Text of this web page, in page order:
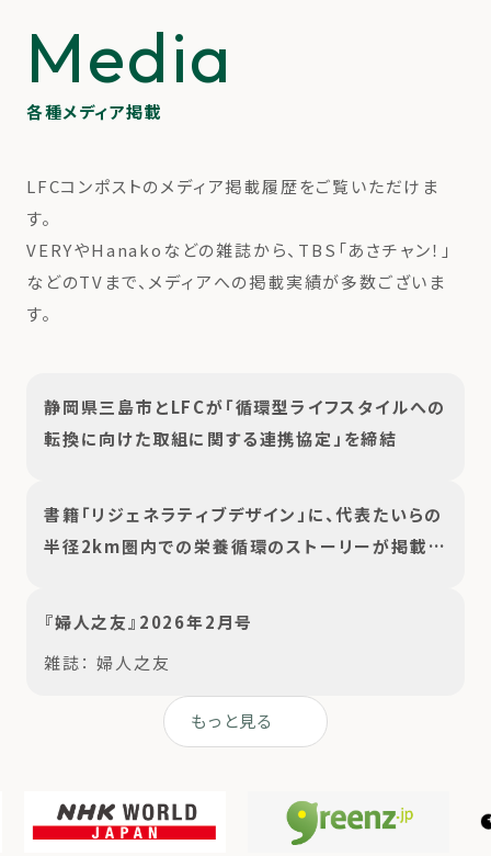
Media
各種メディア掲載
LFCコンポストのメディア掲載履歴をご覧いただけま
す。
VERYやHanakoなどの雑誌から、TBS「あさチャン！」
などのTVまで、メディアへの掲載実績が多数ございま
す。
静岡県三島市とLFCが「循環型ライフスタイルへの
転換に向けた取組に関する連携協定」を締結
書籍「リジェネラティブデザイン」に、代表たいらの
半径2km圏内での栄養循環のストーリーが掲載さ
『婦人之友』2026年2月号
雑誌： 婦人之友
もっと見る